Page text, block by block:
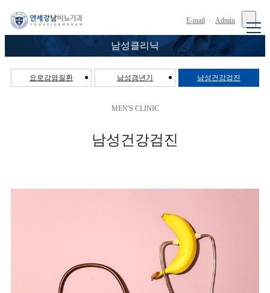
E-mail Admin
남성클리닉
요로감염질환 남성갱년기 남성건강검진
MEN'S CLINIC
남성건강검진